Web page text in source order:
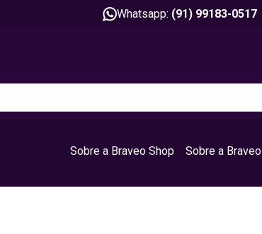
Whatsapp: (91) 99183-0517
Sobre a Braveo Shop Sobre a Braveo